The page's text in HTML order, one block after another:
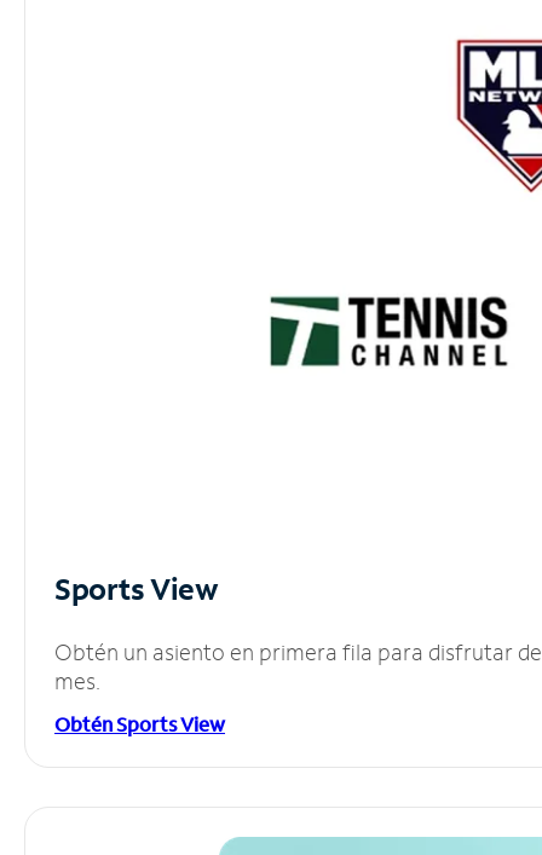
Sports View
Obtén un asiento en primera fila para disfrutar
mes.
Obtén Sports View